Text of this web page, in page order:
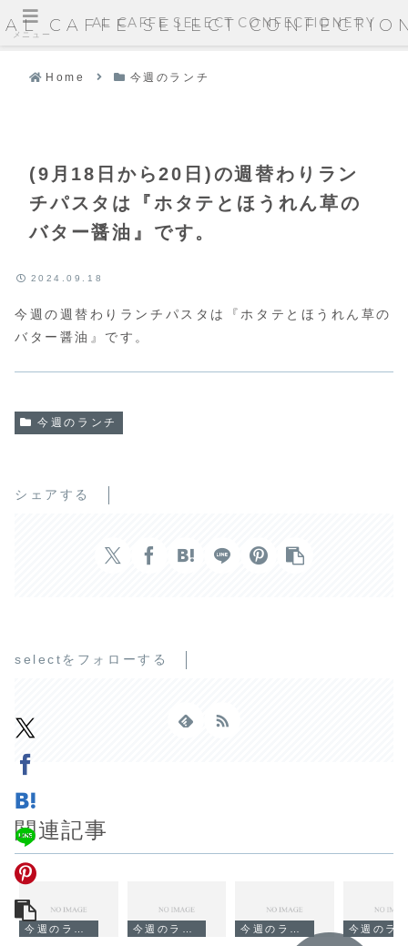
AL CAFFE SELECT
Home 今週のランチ
(9月18日から20日)の週替わりラン
チパスタは『ホタテとほうれん草の
バター醤油』です。
2024.09.18
今週の週替わりランチパスタは『ホタテとほうれん草の
バター醤油』です。
今週のランチ
シェアする
selectをフォローする
関連記事
メニュー
AL CAFFE SELECT CONFECTIONERY